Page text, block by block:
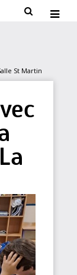
 
St Martin